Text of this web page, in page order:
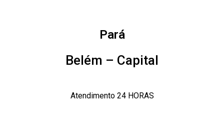
Pará
Belém – Capital
Atendimento 24 HORAS